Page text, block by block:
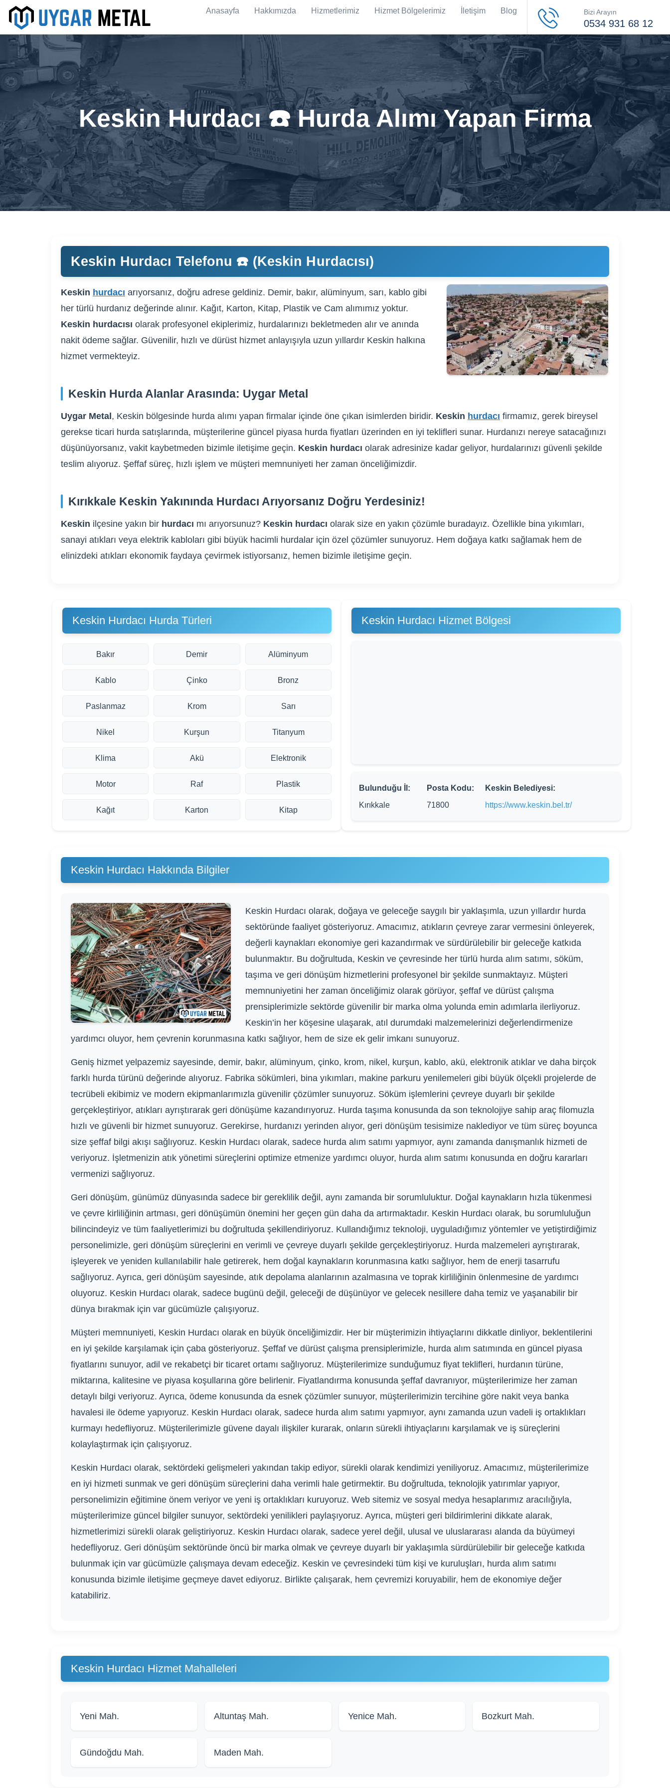
Anasayfa Hakkımızda Hizmetlerimiz Hizmet Bölgelerimiz İletişim Blog Bizi Arayın
0534 931 68 12
Keskin Hurdacı ☎️ Hurda Alımı Yapan Firma
Keskin Hurdacı Telefonu ☎️ (Keskin Hurdacısı)
Keskin hurdacı arıyorsanız, doğru adrese geldiniz. Demir, bakır, alüminyum, sarı, kablo gibi
her türlü hurdanız değerinde alınır. Kağıt, Karton, Kitap, Plastik ve Cam alımımız yoktur.
Keskin hurdacısı olarak profesyonel ekiplerimiz, hurdalarınızı bekletmeden alır ve anında
nakit ödeme sağlar. Güvenilir, hızlı ve dürüst hizmet anlayışıyla uzun yıllardır Keskin halkına
hizmet vermekteyiz.
Keskin Hurda Alanlar Arasında: Uygar Metal
Uygar Metal , Keskin bölgesinde hurda alımı yapan firmalar içinde öne çıkan isimlerden biridir. Keskin hurdacı firmamız, gerek bireysel
gerekse ticari hurda satışlarında, müşterilerine güncel piyasa hurda fiyatları üzerinden en iyi teklifleri sunar. Hurdanızı nereye satacağınızı
düşünüyorsanız, vakit kaybetmeden bizimle iletişime geçin. Keskin hurdacı olarak adresinize kadar geliyor, hurdalarınızı güvenli şekilde
teslim alıyoruz. Şeffaf süreç, hızlı işlem ve müşteri memnuniyeti her zaman önceliğimizdir.
Kırıkkale Keskin Yakınında Hurdacı Arıyorsanız Doğru Yerdesiniz!
Keskin ilçesine yakın bir hurdacı mı arıyorsunuz? Keskin hurdacı olarak size en yakın çözümle buradayız. Özellikle bina yıkımları,
sanayi atıkları veya elektrik kabloları gibi büyük hacimli hurdalar için özel çözümler sunuyoruz. Hem doğaya katkı sağlamak hem de
elinizdeki atıkları ekonomik faydaya çevirmek istiyorsanız, hemen bizimle iletişime geçin.
Keskin Hurdacı Hurda Türleri
Bakır Demir Alüminyum
Kablo Çinko Bronz
Paslanmaz Krom Sarı
Nikel Kurşun Titanyum
Klima Akü Elektronik
Motor Raf Plastik
Kağıt Karton Kitap
Keskin Hurdacı Hizmet Bölgesi
Bulunduğu İl:
Kırıkkale
Posta Kodu:
71800
Keskin Belediyesi:
https://www.keskin.bel.tr/
Keskin Hurdacı Hakkında Bilgiler
Keskin Hurdacı olarak, doğaya ve geleceğe saygılı bir yaklaşımla, uzun yıllardır hurda
sektöründe faaliyet gösteriyoruz. Amacımız, atıkların çevreye zarar vermesini önleyerek,
değerli kaynakları ekonomiye geri kazandırmak ve sürdürülebilir bir geleceğe katkıda
bulunmaktır. Bu doğrultuda, Keskin ve çevresinde her türlü hurda alım satımı, söküm,
taşıma ve geri dönüşüm hizmetlerini profesyonel bir şekilde sunmaktayız. Müşteri
memnuniyetini her zaman önceliğimiz olarak görüyor, şeffaf ve dürüst çalışma
prensiplerimizle sektörde güvenilir bir marka olma yolunda emin adımlarla ilerliyoruz.
Keskin’in her köşesine ulaşarak, atıl durumdaki malzemelerinizi değerlendirmenize
yardımcı oluyor, hem çevrenin korunmasına katkı sağlıyor, hem de size ek gelir imkanı sunuyoruz.
Geniş hizmet yelpazemiz sayesinde, demir, bakır, alüminyum, çinko, krom, nikel, kurşun, kablo, akü, elektronik atıklar ve daha birçok
farklı hurda türünü değerinde alıyoruz. Fabrika sökümleri, bina yıkımları, makine parkuru yenilemeleri gibi büyük ölçekli projelerde de
tecrübeli ekibimiz ve modern ekipmanlarımızla güvenilir çözümler sunuyoruz. Söküm işlemlerini çevreye duyarlı bir şekilde
gerçekleştiriyor, atıkları ayrıştırarak geri dönüşüme kazandırıyoruz. Hurda taşıma konusunda da son teknolojiye sahip araç filomuzla
hızlı ve güvenli bir hizmet sunuyoruz. Gerekirse, hurdanızı yerinden alıyor, geri dönüşüm tesisimize naklediyor ve tüm süreç boyunca
size şeffaf bilgi akışı sağlıyoruz. Keskin Hurdacı olarak, sadece hurda alım satımı yapmıyor, aynı zamanda danışmanlık hizmeti de
veriyoruz. İşletmenizin atık yönetimi süreçlerini optimize etmenize yardımcı oluyor, hurda alım satımı konusunda en doğru kararları
vermenizi sağlıyoruz.
Geri dönüşüm, günümüz dünyasında sadece bir gereklilik değil, aynı zamanda bir sorumluluktur. Doğal kaynakların hızla tükenmesi
ve çevre kirliliğinin artması, geri dönüşümün önemini her geçen gün daha da artırmaktadır. Keskin Hurdacı olarak, bu sorumluluğun
bilincindeyiz ve tüm faaliyetlerimizi bu doğrultuda şekillendiriyoruz. Kullandığımız teknoloji, uyguladığımız yöntemler ve yetiştirdiğimiz
personelimizle, geri dönüşüm süreçlerini en verimli ve çevreye duyarlı şekilde gerçekleştiriyoruz. Hurda malzemeleri ayrıştırarak,
işleyerek ve yeniden kullanılabilir hale getirerek, hem doğal kaynakların korunmasına katkı sağlıyor, hem de enerji tasarrufu
sağlıyoruz. Ayrıca, geri dönüşüm sayesinde, atık depolama alanlarının azalmasına ve toprak kirliliğinin önlenmesine de yardımcı
oluyoruz. Keskin Hurdacı olarak, sadece bugünü değil, geleceği de düşünüyor ve gelecek nesillere daha temiz ve yaşanabilir bir
dünya bırakmak için var gücümüzle çalışıyoruz.
Müşteri memnuniyeti, Keskin Hurdacı olarak en büyük önceliğimizdir. Her bir müşterimizin ihtiyaçlarını dikkatle dinliyor, beklentilerini
en iyi şekilde karşılamak için çaba gösteriyoruz. Şeffaf ve dürüst çalışma prensiplerimizle, hurda alım satımında en güncel piyasa
fiyatlarını sunuyor, adil ve rekabetçi bir ticaret ortamı sağlıyoruz. Müşterilerimize sunduğumuz fiyat teklifleri, hurdanın türüne,
miktarına, kalitesine ve piyasa koşullarına göre belirlenir. Fiyatlandırma konusunda şeffaf davranıyor, müşterilerimize her zaman
detaylı bilgi veriyoruz. Ayrıca, ödeme konusunda da esnek çözümler sunuyor, müşterilerimizin tercihine göre nakit veya banka
havalesi ile ödeme yapıyoruz. Keskin Hurdacı olarak, sadece hurda alım satımı yapmıyor, aynı zamanda uzun vadeli iş ortaklıkları
kurmayı hedefliyoruz. Müşterilerimizle güvene dayalı ilişkiler kurarak, onların sürekli ihtiyaçlarını karşılamak ve iş süreçlerini
kolaylaştırmak için çalışıyoruz.
Keskin Hurdacı olarak, sektördeki gelişmeleri yakından takip ediyor, sürekli olarak kendimizi yeniliyoruz. Amacımız, müşterilerimize
en iyi hizmeti sunmak ve geri dönüşüm süreçlerini daha verimli hale getirmektir. Bu doğrultuda, teknolojik yatırımlar yapıyor,
personelimizin eğitimine önem veriyor ve yeni iş ortaklıkları kuruyoruz. Web sitemiz ve sosyal medya hesaplarımız aracılığıyla,
müşterilerimize güncel bilgiler sunuyor, sektördeki yenilikleri paylaşıyoruz. Ayrıca, müşteri geri bildirimlerini dikkate alarak,
hizmetlerimizi sürekli olarak geliştiriyoruz. Keskin Hurdacı olarak, sadece yerel değil, ulusal ve uluslararası alanda da büyümeyi
hedefliyoruz. Geri dönüşüm sektöründe öncü bir marka olmak ve çevreye duyarlı bir yaklaşımla sürdürülebilir bir geleceğe katkıda
bulunmak için var gücümüzle çalışmaya devam edeceğiz. Keskin ve çevresindeki tüm kişi ve kuruluşları, hurda alım satımı
konusunda bizimle iletişime geçmeye davet ediyoruz. Birlikte çalışarak, hem çevremizi koruyabilir, hem de ekonomiye değer
katabiliriz.
Keskin Hurdacı Hizmet Mahalleleri
Yeni Mah. Altuntaş Mah. Yenice Mah. Bozkurt Mah.
Gündoğdu Mah. Maden Mah.